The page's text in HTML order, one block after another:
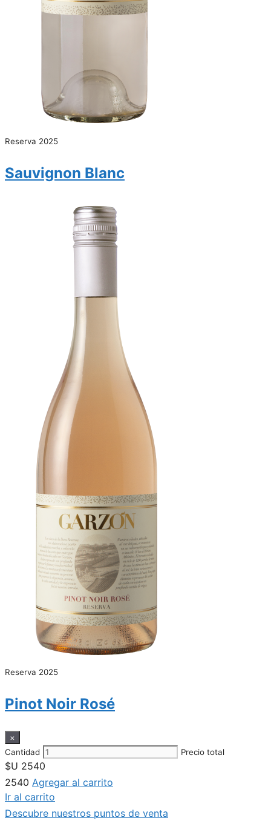
Reserva 2025
Sauvignon Blanc
Reserva 2025
Pinot Noir Rosé
×
Cantidad
Precio total
$U 2540
2540 Agregar al carrito
Ir al carrito
Descubre nuestros puntos de venta